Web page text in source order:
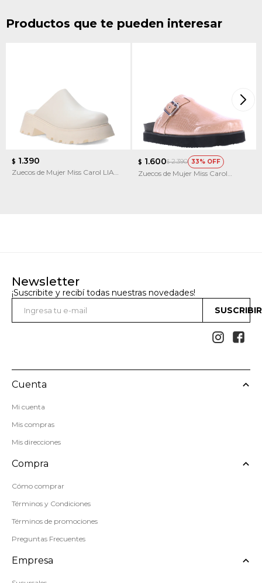
Productos que te pueden interesar
$ 1.390
Zuecos de Mujer Miss Carol LIA
$ 1.600$ 2.390 33
Zuecos de Mujer Miss Carol
Newsletter
¡Suscribite y recibí todas nuestras novedades!
 
Cuenta
Mi cuenta
Mis compras
Mis direcciones
Compra
Cómo comprar
Términos y Condiciones
Términos de promociones
Preguntas Frecuentes
Empresa